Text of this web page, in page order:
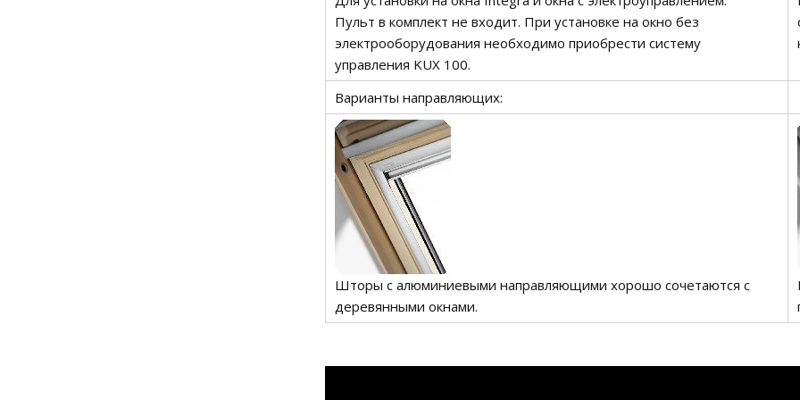
Пульт в комплект не входит. При установке на окно без
электрооборудования необходимо приобрести систему
управления KUX 100.
Варианты направляющих:
Шторы с алюминиевыми направляющими хорошо сочетаются с
деревянными окнами.